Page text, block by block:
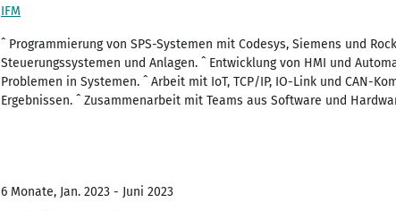
IFM
ˆ Programmierung von SPS-Systemen mit Codesys, Siemens und
Steuerungssystemen und Anlagen. ˆ Entwicklung von HMI und
Problemen in Systemen. ˆ Arbeit mit IoT, TCP/IP, IO-Link und CAN-
Ergebnissen. ˆ Zusammenarbeit mit Teams aus Software und
6 Monate, Jan. 2023 - Juni 2023